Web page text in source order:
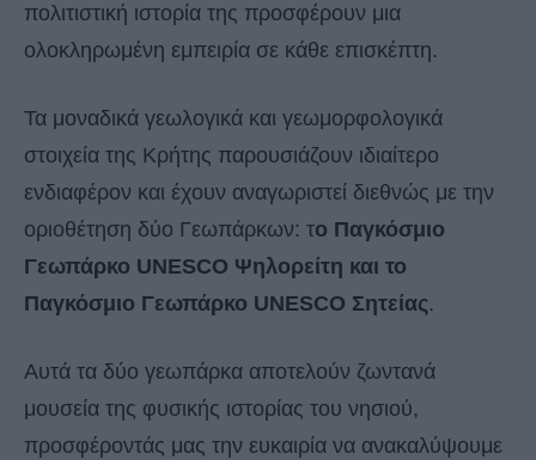
πολιτιστική ιστορία της προσφέρουν μια
ολοκληρωμένη εμπειρία σε κάθε επισκέπτη.
Τα μοναδικά γεωλογικά και γεωμορφολογικά
στοιχεία της Κρήτης παρουσιάζουν ιδιαίτερο
ενδιαφέρον και έχουν αναγωριστεί διεθνώς με την
οριοθέτηση δύο Γεωπάρκων: το Παγκόσμιο
Γεωπάρκο UNESCO Ψηλορείτη και το
Παγκόσμιο Γεωπάρκο UNESCO Σητείας.
Αυτά τα δύο γεωπάρκα αποτελούν ζωντανά
μουσεία της φυσικής ιστορίας του νησιού,
προσφέροντάς μας την ευκαιρία να ανακαλύψουμε